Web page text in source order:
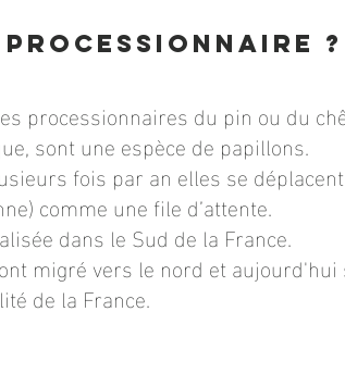
?
processionnaires du pin ou du
sont une espèce de papillons.
fois par an elles se
comme une file d’attente.
dans le Sud de la France.
migré vers le nord et
de la France.